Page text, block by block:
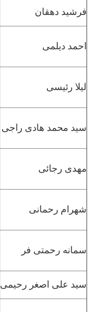
فرشید دهقان
احمد دیلمی
لیلا رئیسی
سید محمد هادی راجی
مهدی رجائی
شهرام رحمانی
سمانه رحمتی فر
سید علی اصغر رحیمی